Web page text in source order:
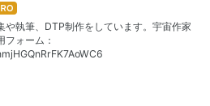
ブ
グ
や執筆、DTP制作をしています。宇宙作家
フォーム：